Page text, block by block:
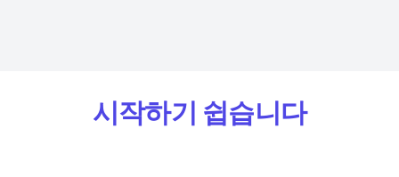
시작하기 쉽습니다